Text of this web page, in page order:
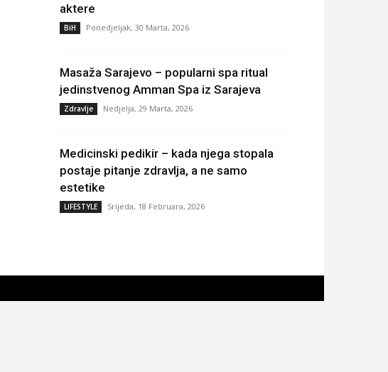
aktere
BiH Ponedjeljak, 30 Marta, 2026
Masaža Sarajevo – popularni spa ritual
jedinstvenog Amman Spa iz Sarajeva
Zdravlje Nedjelja, 29 Marta, 2026
Medicinski pedikir – kada njega stopala
postaje pitanje zdravlja, a ne samo
estetike
LIFESTYLE Srijeda, 18 Februara, 2026